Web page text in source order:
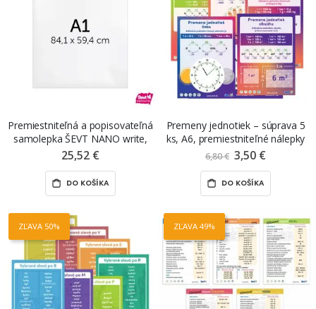
Premiestniteľná a popisovateľná
samolepka ŠEVT NANO write,
A1, bez potlače
25,52 €
DO KOŠÍKA
Premeny jednotiek – súprava 5
ks, A6, premiestniteľné nálepky
ŠEVT NANO print
6,80 € Znížená
cena
3,50 €
DO KOŠÍKA
ZĽAVA 50% ZĽAVA 49%